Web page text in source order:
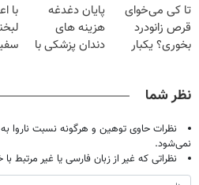
میلیون تومان!!!
فقط ۲۵
تا کی می‌خوای
قرص زانودرد
بخوری؟ یکبار
پایان دغدغه
هزینه های
دندان پزشکی با
با
نظر شما
نظرات حاوی توهین و هرگونه نسبت
نمی‌شود.
نظراتی که غیر از زبان فارسی یا غیر مرتبط